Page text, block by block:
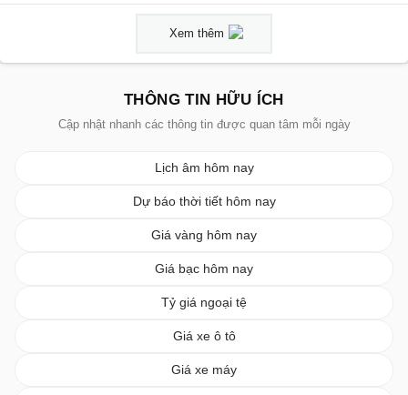
Xem thêm
THÔNG TIN HỮU ÍCH
Cập nhật nhanh các thông tin được quan tâm mỗi ngày
Lịch âm hôm nay
Dự báo thời tiết hôm nay
Giá vàng hôm nay
Giá bạc hôm nay
Tỷ giá ngoại tệ
Giá xe ô tô
Giá xe máy